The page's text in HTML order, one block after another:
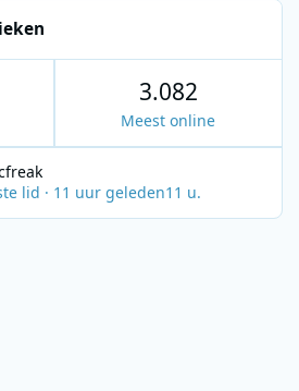
3.082
Meest online
lid · 11 uur geleden11 u.